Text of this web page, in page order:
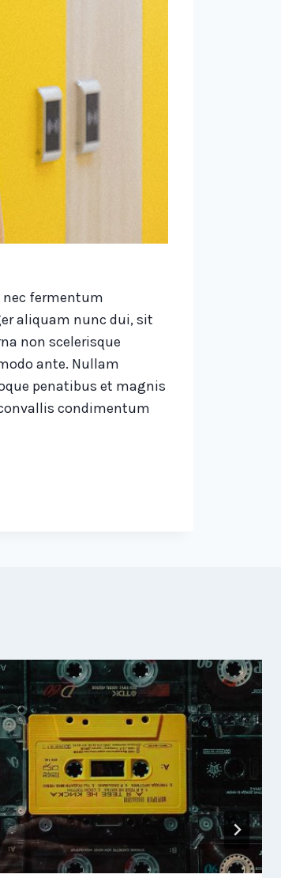
fermentum
aliquam nunc dui, sit
non scelerisque
ante. Nullam
penatibus et magnis
condimentum